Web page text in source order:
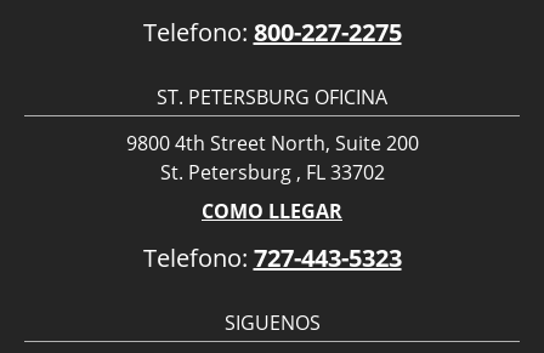
Telefono: 800-227-2275
ST. PETERSBURG OFICINA
9800 4th Street North, Suite 200
St. Petersburg , FL 33702
COMO LLEGAR
Telefono: 727-443-5323
SIGUENOS